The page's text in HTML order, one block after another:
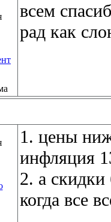
всем
рад как
1. цены
инфляция
2. а
когда все